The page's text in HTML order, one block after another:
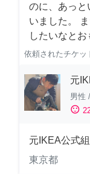
のに、あっと
いました。
したいなとお
依頼されたチケッ
元
男性 /
sentiment_satisfied
元IKEA公式
東京都